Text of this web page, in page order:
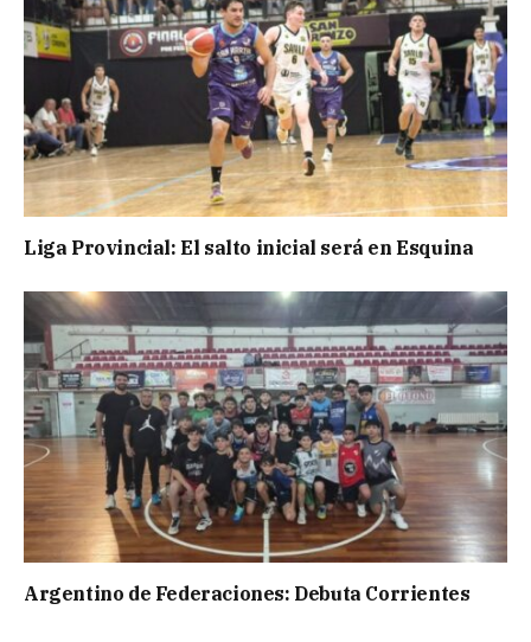
Liga Provincial: El salto inicial será en Esquina
Argentino de Federaciones: Debuta Corrientes